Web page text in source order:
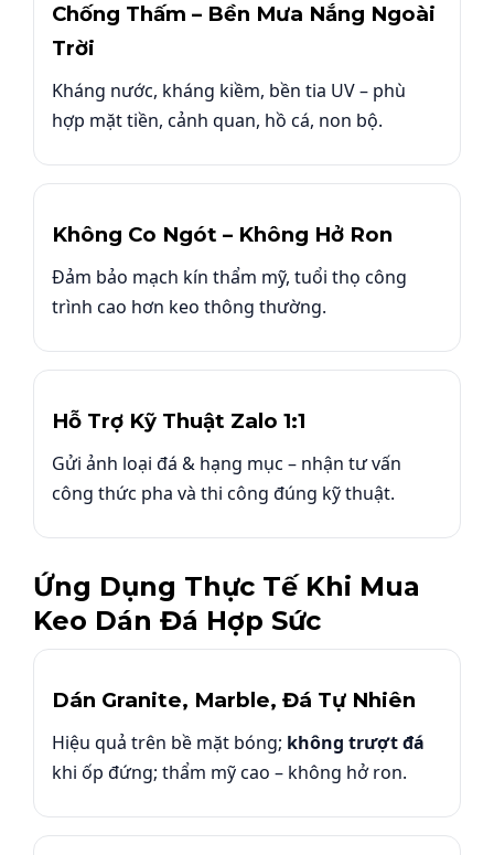
Chống Thấm – Bền Mưa Nắng Ngoài
Trời
Kháng nước, kháng kiềm, bền tia UV – phù
hợp mặt tiền, cảnh quan, hồ cá, non bộ.
Không Co Ngót – Không Hở Ron
Đảm bảo mạch kín thẩm mỹ, tuổi thọ công
trình cao hơn keo thông thường.
Hỗ Trợ Kỹ Thuật Zalo 1:1
Gửi ảnh loại đá & hạng mục – nhận tư vấn
công thức pha và thi công đúng kỹ thuật.
Ứng Dụng Thực Tế Khi Mua
Keo Dán Đá Hợp Sức
Dán Granite, Marble, Đá Tự Nhiên
Hiệu quả trên bề mặt bóng; không trượt đá
khi ốp đứng; thẩm mỹ cao – không hở ron.